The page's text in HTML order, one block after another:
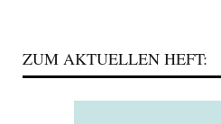
ZUM AKTUELLEN HEFT: